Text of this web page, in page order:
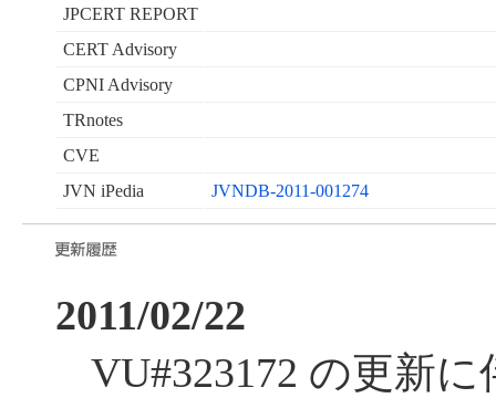
JPCERT REPORT
CERT Advisory
CPNI Advisory
TRnotes
CVE
JVN iPedia
JVNDB-2011-001274
2011/02/22
VU#323172 の更新